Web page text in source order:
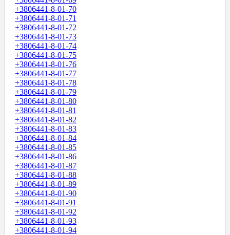
+3806441-8-01-70
+3806441-8-01-71
+3806441-8-01-72
+3806441-8-01-73
+3806441-8-01-74
+3806441-8-01-75
+3806441-8-01-76
+3806441-8-01-77
+3806441-8-01-78
+3806441-8-01-79
+3806441-8-01-80
+3806441-8-01-81
+3806441-8-01-82
+3806441-8-01-83
+3806441-8-01-84
+3806441-8-01-85
+3806441-8-01-86
+3806441-8-01-87
+3806441-8-01-88
+3806441-8-01-89
+3806441-8-01-90
+3806441-8-01-91
+3806441-8-01-92
+3806441-8-01-93
+3806441-8-01-94